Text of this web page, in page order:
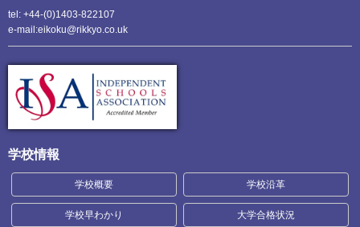
tel: +44-(0)1403-822107
e-mail:eikoku@rikkyo.co.uk
学校情報
学校概要 学校沿革
学校早わかり 大学合格状況